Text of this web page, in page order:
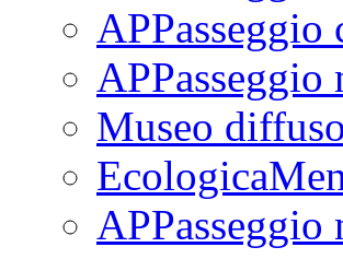
APPasseggio
Museo